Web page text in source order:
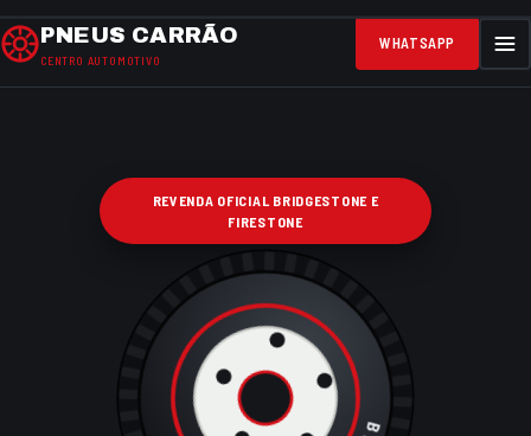
PNEUS CARRÃO
CENTRO AUTOMOTIVO
WHATSAPP
REVENDA OFICIAL BRIDGESTONE E
FIRESTONE